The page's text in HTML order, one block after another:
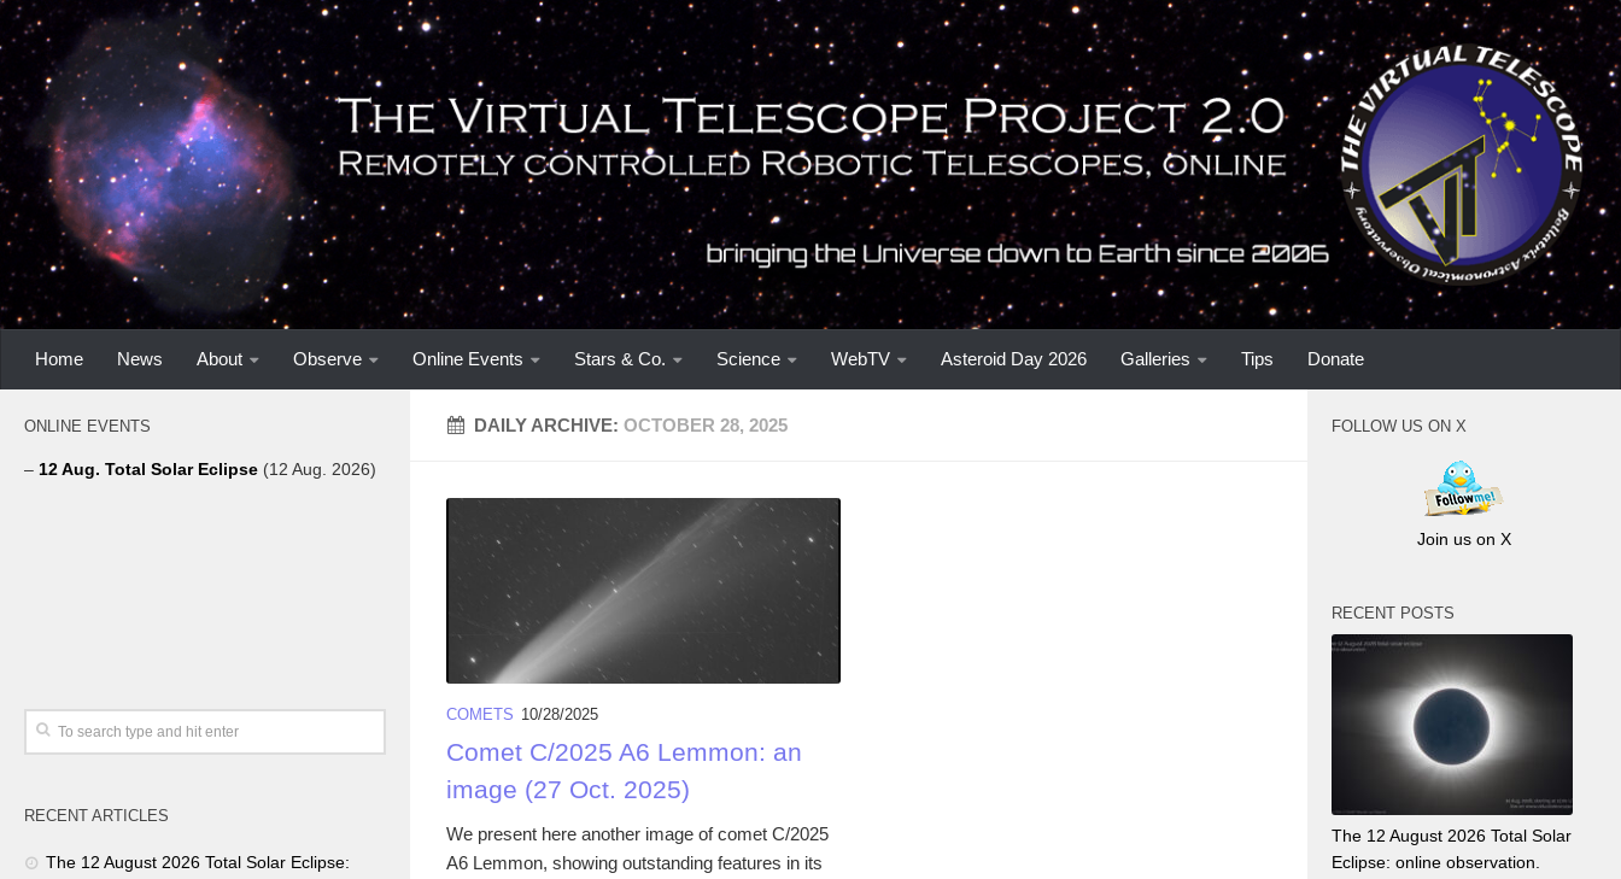
Home News About Observe Online Events Stars & Co. Science WebTV Asteroid Day 2026 Galleries Tips Donate
DAILY ARCHIVE:OCTOBER 28, 2025
COMETS 10/28/2025
Comet C/2025 A6 Lemmon: an
image (27 Oct. 2025)
We present here another image of comet C/2025
A6 Lemmon, showing outstanding features in its
ONLINE EVENTS
– 12 Aug. Total Solar Eclipse (12 Aug. 2026)
RECENT ARTICLES
The 12 August 2026 Total Solar Eclipse:
FOLLOW US ON X
Join us on X
RECENT POSTS
The 12 August 2026 Total Solar
Eclipse: online observation.